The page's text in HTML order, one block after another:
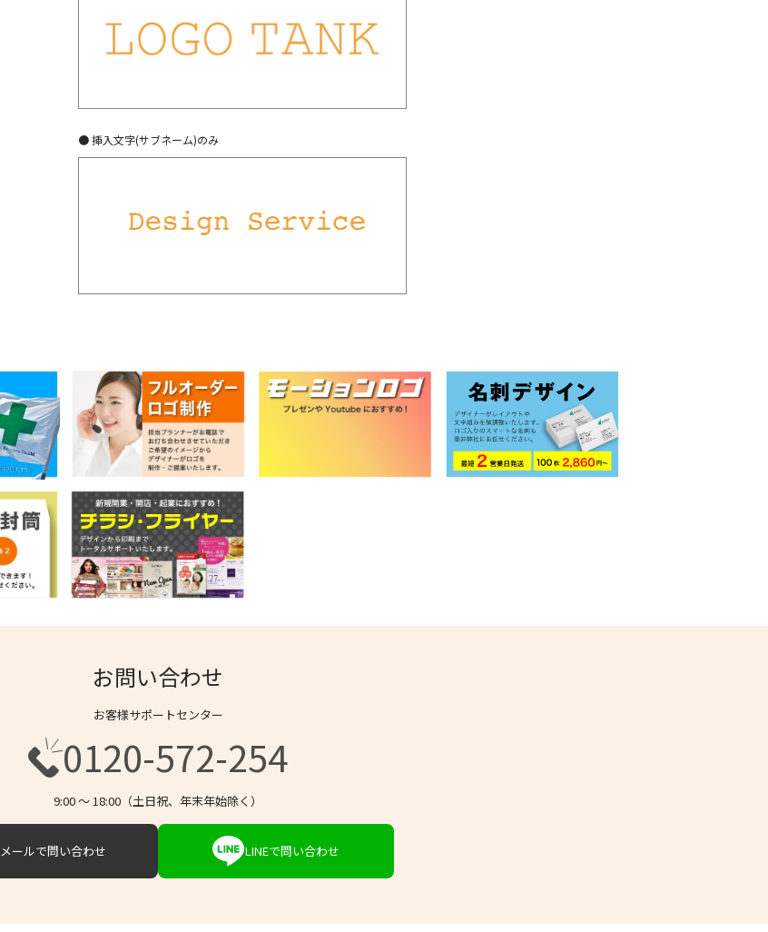
● 挿入文字(サブネーム)のみ
お問い合わせ
お客様サポートセンター
0120-572-254
9:00 〜 18:00（土日祝、年末年始除く）
メールで問い合わせ LINEで問い合わせ